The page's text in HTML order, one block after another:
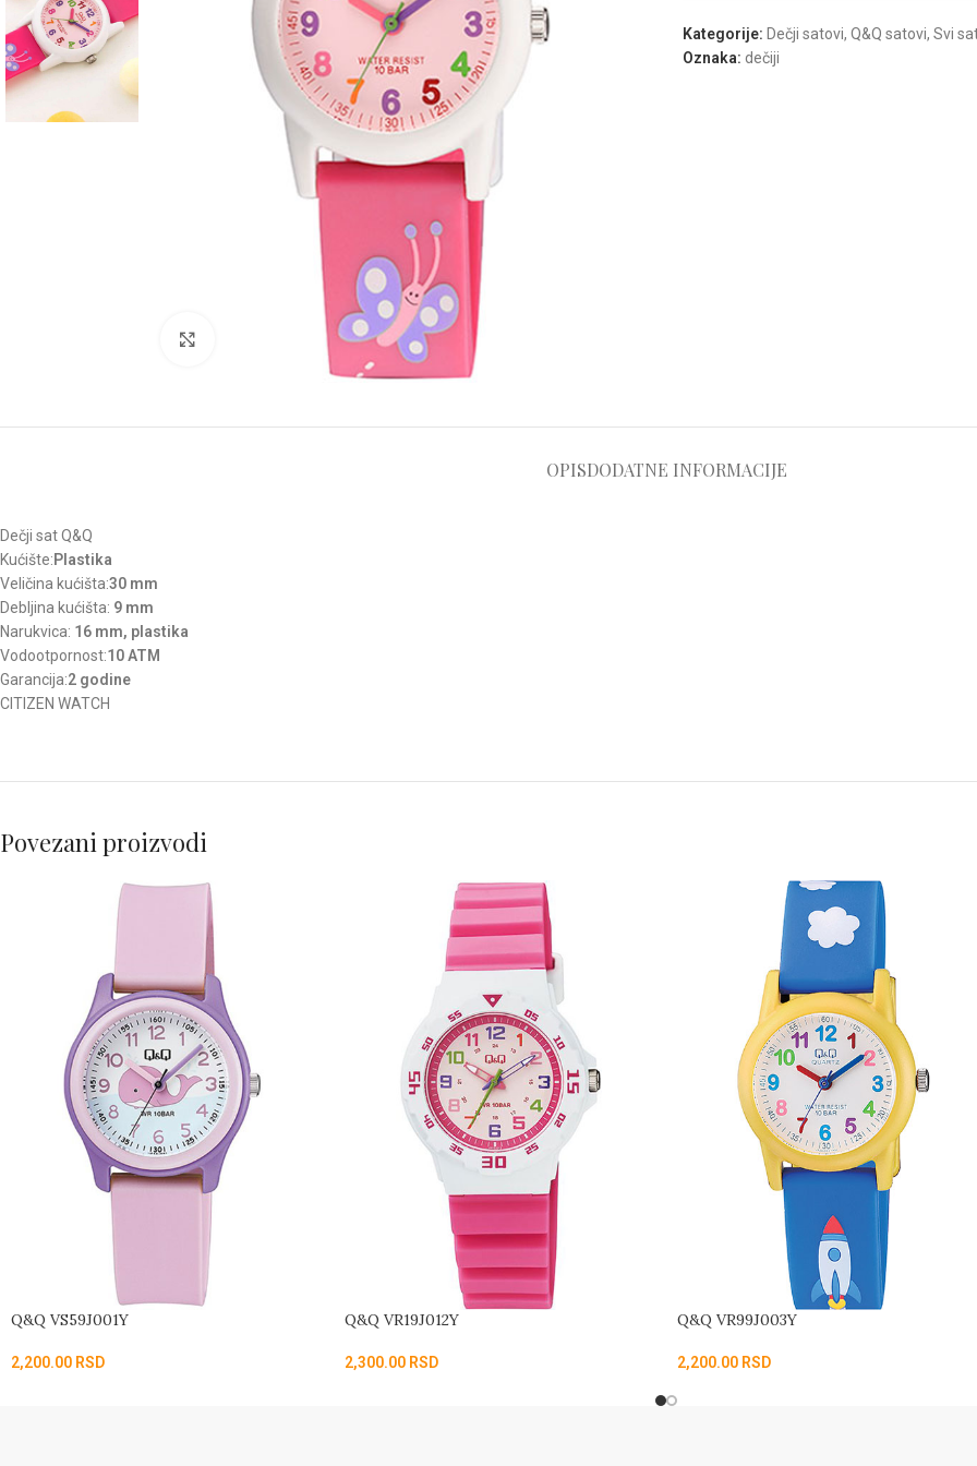
Kategorije: Dečji satovi, Q&Q satovi, Svi
Oznaka: dečiji
OPISDODATNE INFORMACIJE
Dečji sat Q&Q
Kućište:Plastika
Veličina kućišta:30 mm
Debljina kućišta: 9 mm
Narukvica: 16 mm, plastika
Vodootpornost:10 ATM
Garancija:2 godine
CITIZEN WATCH
Povezani proizvodi
Q&Q VS59J001Y
2,200.00 RSD
Q&Q VR19J012Y
2,300.00 RSD
Q&Q VR99J003Y
2,200.00 RSD